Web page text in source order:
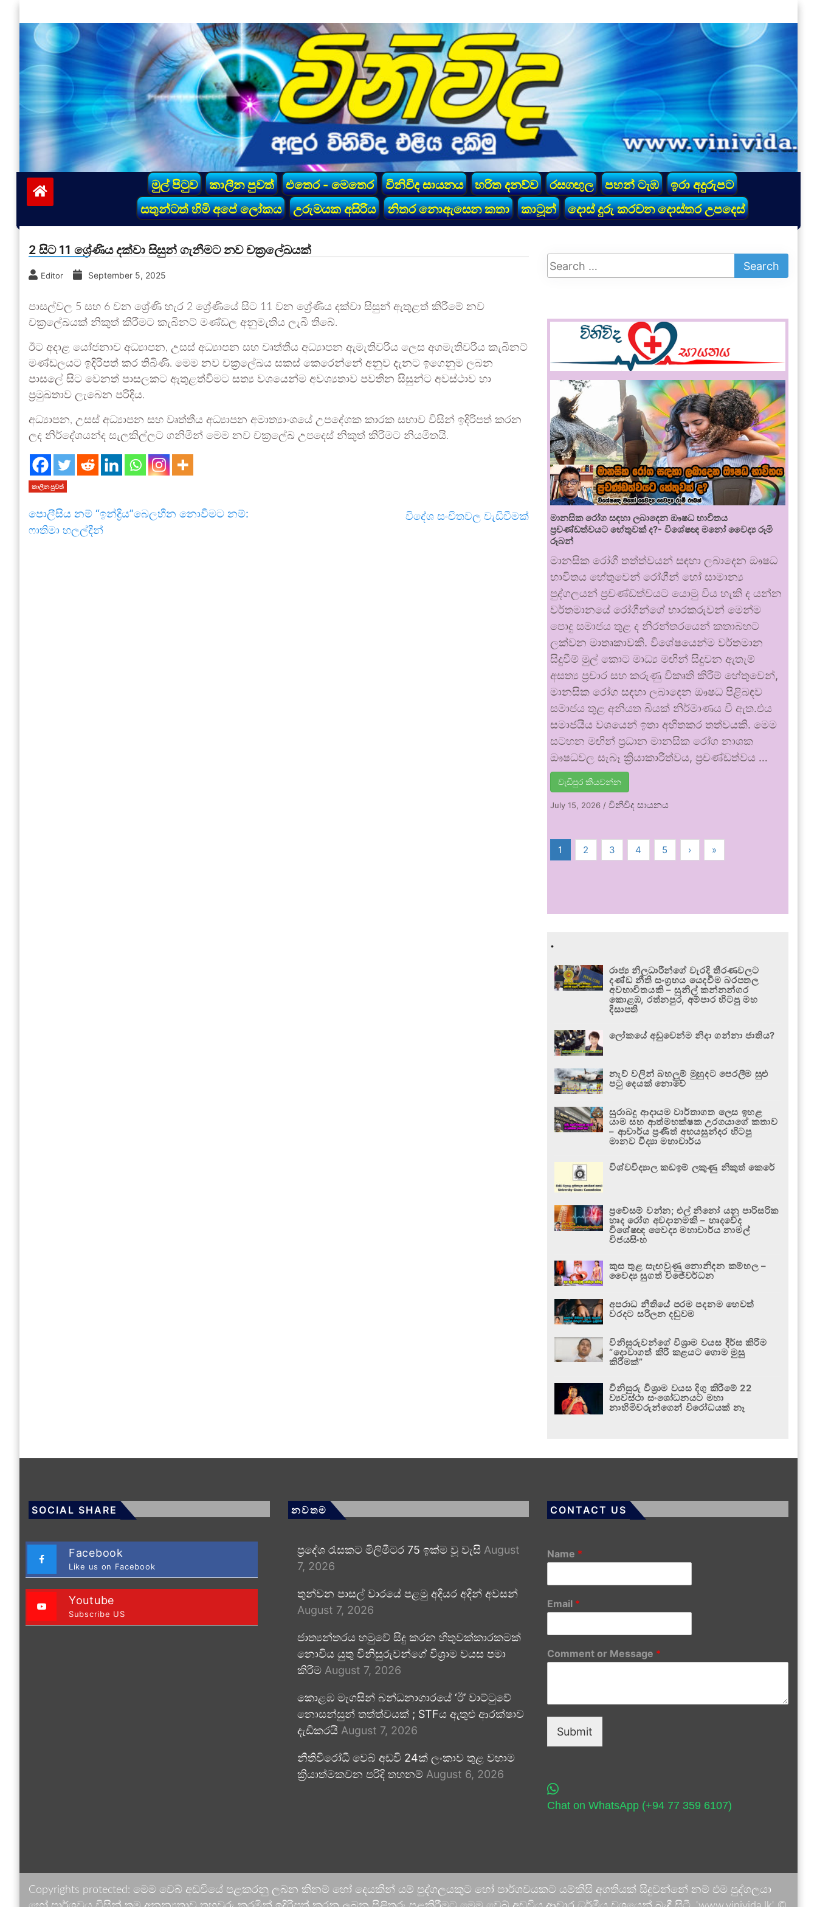
to
content
vinivida.lk
මුල් පිටුව කාලීන පුවත් එතෙර - මෙතෙර විනිවිද සායනය හරිත දනව්ව රසගඟුල පහන් ටැඹ
ඉරා අදුරුපට
සතුන්ටත් හිමි අපේ ලෝකය
උරුමයක අසිරිය නිතර නොඇසෙන කතා කාටූන් දොස් දුරු කරවන දොස්තර උපදෙස්
2 සිට 11 ශ්‍රේණිය දක්වා සිසුන් ගැනීමට නව චක්‍රලේඛයක්
Editor September 5, 2025
පාසල්වල 5 සහ 6 වන ශ්‍රේණි හැර 2 ශ්‍රේණියේ සිට 11 වන ශ්‍රේණිය දක්වා සිසුන් ඇතුළත් කිරීමේ නව
චක්‍රලේඛයක් නිකුත් කිරීමට කැබිනට් මණ්ඩල අනුමැතිය ලැබී තිබේ.
ඊට අදාළ යෝජනාව අධ්‍යාපන, උසස් අධ්‍යාපන සහ වෘත්තීය අධ්‍යාපන ඇමැතිවරිය ලෙස අගමැතිවරිය කැබිනට්
මණ්ඩලයට ඉදිරිපත් කර තිබිණි. මෙම නව චක්‍රලේඛය සකස් කෙරෙන්නේ අනුව දැනට ඉගෙනුම ලබන
පාසලේ සිට වෙනත් පාසලකට ඇතුළත්වීමට සත්‍ය වශයෙන්ම අවශ්‍යතාව පවතින සිසුන්ට අවස්ථාව හා
ප්‍රමුඛතාව ලැබෙන පරිදිය.
අධ්‍යාපන, උසස් අධ්‍යාපන සහ වෘත්තීය අධ්‍යාපන අමාත්‍යාංශයේ උපදේශක කාරක සභාව විසින් ඉදිරිපත් කරන
ලද නිර්දේශයන්ද සැලකිල්ලට ගනිමින් මෙම නව චක්‍රලේඛ උපදෙස් නිකුත් කිරීමට නියමිතයි.
කාලීන පුවත්
පොලීසිය නම් “ඉන්ද්‍රිය”බෙලහීන නොවීමට නම්:
ෆාතිමා හලල්දීන්
විදේශ සංචිතවල වැඩිවීමක්
මානසික රෝග සඳහා ලබාදෙන ඖෂධ භාවිතය
ප්‍රචණ්ඩත්වයට හේතුවක් ද?- විශේෂඥ මනෝ වෛද්‍ය රූමි
රූබන්
මානසික රෝගී තත්ත්වයන් සඳහා ලබාදෙන ඖෂධ
භාවිතය හේතුවෙන් රෝගීන් හෝ සාමාන්‍ය
පුද්ගලයන් ප්‍රචණ්ඩත්වයට යොමු විය හැකි ද යන්න
වර්තමානයේ රෝගීන්ගේ භාරකරුවන් මෙන්ම
පොදු සමාජය තුළ ද නිරන්තරයෙන් කතාබහට
ලක්වන මාතෘකාවකි. විශේෂයෙන්ම වර්තමාන
සිදුවීම් මුල් කොට මාධ්‍ය මඟින් සිදුවන ඇතැම්
අසත්‍ය ප්‍රචාර සහ කරුණු විකෘති කිරීම් හේතුවෙන්,
මානසික රෝග සඳහා ලබාදෙන ඖෂධ පිළිබඳව
සමාජය තුළ අනියත බියක් නිර්මාණය වී ඇත.එය
සමාජයීය වශයෙන් ඉතා අහිතකර තත්වයකි. මෙම
සටහන මඟින් ප්‍රධාන මානසික රෝග නාශක
ඖෂධවල සැබෑ ක්‍රියාකාරීත්වය, ප්‍රචණ්ඩත්වය …
වැඩිපුර කියවන්න
July 15, 2026 /විනිවිද සායනය
1 2 3 4 5 › »
.
රාජ්‍ය නිලධාරීන්ගේ වැරදි තීරණවලට
දණ්ඩ නීති සංග්‍රහය යෙදවීම බරපතල
අවභාවිතයකි – සුනිල් කන්නන්ගර
කොළඹ, රත්නපුර, අම්පාර හිටපු මහ
දිසාපති
ලෝකයේ අඩුවෙන්ම නිදා ගන්නා ජාතිය?
නැව් වලින් බහලුම් මුහුදට පෙරලීම සුළු
පටු දෙයක් නොවේ
සුරාබදු ආදායම වාර්තාගත ලෙස ඉහළ
යාම සහ ආත්මභක්ෂක උරගයාගේ කතාව
– ආචාර්ය ප්‍රණීත් අභයසුන්දර හිටපු
මානව විද්‍යා මහාචාර්ය
විශ්වවිද්‍යාල කඩඉම් ලකුණු නිකුත් කෙරේ
ප්‍රවේසම් වන්න; එල් නිනෝ යනු පාරිසරික
හෘද රෝග අවදානමකි – හෘදවේද
විශේෂඥ වෛද්‍ය මහාචාර්ය නාමල්
විජයසිංහ
කුස තුළ සැඟවුණු නොනිදන කම්හල –
වෛද්‍ය සුගත් විජේවර්ධන
අපරාධ නීතියේ පරම පදනම හෙවත්
වරදට සරිලන දඬුවම
විනිසුරුවන්ගේ විශ්‍රාම වයස දීර්ඝ කිරීම
“දොවාගත් කිරි කළයට ගොම මුසු
කිරීමක්”
විනිසුරු විශ්‍රාම වයස දිගු කිරීමේ 22
ව්‍යවස්ථා සංශෝධනයට මහා
නාහිමිවරුන්ගෙන් විරෝධයක් නෑ
SOCIAL SHARE
Facebook
Like us on Facebook
Youtube
Subscribe US
නවතම
ප්‍රදේශ රැසකට මිලිමීටර 75 ඉක්ම වූ වැසි August
7, 2026
තුන්වන පාසල් වාරයේ පළමු අදියර අදින් අවසන්
August 7, 2026
ජාත්‍යන්තරය හමුවේ සිදු කරන හිතුවක්කාරකමක්
නොවිය යුතු විනිසුරුවන්ගේ විශ්‍රාම වයස පමා
කිරීම August 7, 2026
කොළඹ මැගසින් බන්ධනාගාරයේ ‘ඊ’ වාට්ටුවේ
නොසන්සුන් තත්ත්වයක් ; STFය ඇතුළු ආරක්ෂාව
දැඩිකරයි August 7, 2026
නීතිවිරෝධී වෙබ් අඩවි 24ක් ලංකාව තුළ වහාම
ක්‍රියාත්මකවන පරිදි තහනම් August 6, 2026
CONTACT US
Name *
Email *
Comment or Message *
Submit
Chat on WhatsApp (+94 77 359 6107)
Copyrights protected: මෙම වෙබ් අඩවියේ පළකරනු ලබන කිනම් හෝ දෙයකින් යම් පුද්ගලයකුට හෝ පාර්ශවයකට යම්කිසි අගතියක් සිදුවන්නේ නම් එම පුද්ගලයා